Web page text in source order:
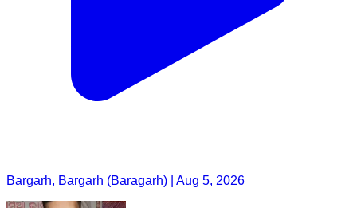
Bargarh, Bargarh (Baragarh) | Aug 5, 2026